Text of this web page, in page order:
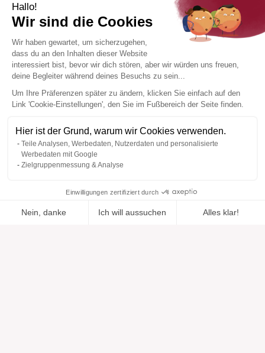
Hallo!
Wir sind die Cookies
Wir haben gewartet, um sicherzugehen,
dass du an den Inhalten dieser Website
interessiert bist, bevor wir dich stören, aber wir würden uns freuen,
deine Begleiter während deines Besuchs zu sein...
Um Ihre Präferenzen später zu ändern, klicken Sie einfach auf den
Link 'Cookie-Einstellungen', den Sie im Fußbereich der Seite finden.
Hier ist der Grund, warum wir Cookies verwenden.
Teile Analysen, Werbedaten, Nutzerdaten und personalisierte
Werbedaten mit Google
Zielgruppenmessung & Analyse
Einwilligungen zertifiziert durch
Nein, danke Ich will aussuchen Alles klar!
Zur Wishlist